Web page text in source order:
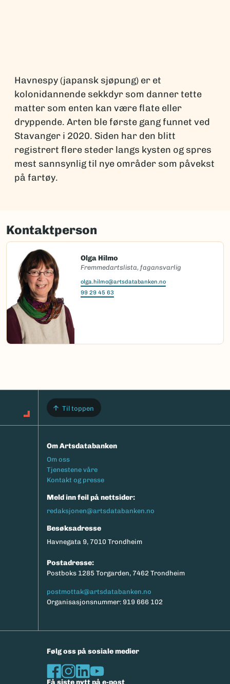
Havnespy (japansk sjøpung) er et
kolonidannende sekkdyr som danner tette
matter som enten kan være flate eller
dryppende. Arten ble første gang funnet ved
Stavanger i 2020. Siden har den blitt
registrert flere steder langs kysten og spres
mest sannsynlig til nye områder som påvekst
på fartøy.
Kontaktperson
Olga Hilmo
Fremmedartslista, fagansvarlig
olga.hilmo@artsdatabanken.no
99 29 45 63
Til toppen
Om Artsdatabanken
Footermeny
Om oss
Tjenestene våre
Kontakt og presse
Meld inn feil på nettsider:
redaksjonen@artsdatabanken.no
Besøksadresse
Havnegata 9, 7010 Trondheim
Postadresse:
Postboks 1285 Torgarden, 7462 Trondheim
postmottak@artsdatabanken.no
Organisasjonsnummer: 919 666 102
Følg oss på sosiale medier
Få siste nytt på e-post